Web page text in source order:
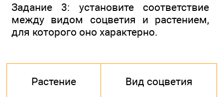
Задание 3: установите соответствие
между видом соцветия и растением,
для которого оно характерно.
Растение Вид соцветия